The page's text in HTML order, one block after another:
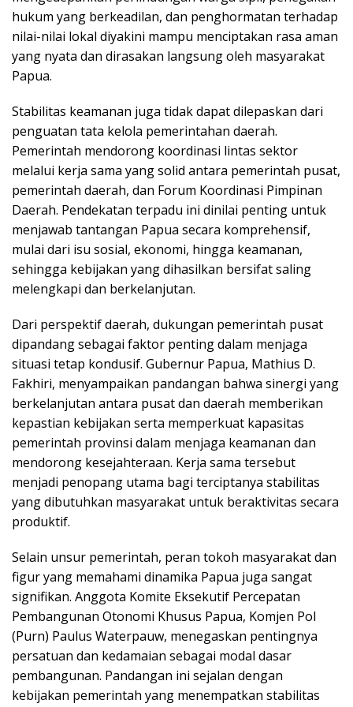
hukum yang berkeadilan, dan penghormatan terhadap
nilai-nilai lokal diyakini mampu menciptakan rasa aman
yang nyata dan dirasakan langsung oleh masyarakat
Papua.
Stabilitas keamanan juga tidak dapat dilepaskan dari
penguatan tata kelola pemerintahan daerah.
Pemerintah mendorong koordinasi lintas sektor
melalui kerja sama yang solid antara pemerintah pusat,
pemerintah daerah, dan Forum Koordinasi Pimpinan
Daerah. Pendekatan terpadu ini dinilai penting untuk
menjawab tantangan Papua secara komprehensif,
mulai dari isu sosial, ekonomi, hingga keamanan,
sehingga kebijakan yang dihasilkan bersifat saling
melengkapi dan berkelanjutan.
Dari perspektif daerah, dukungan pemerintah pusat
dipandang sebagai faktor penting dalam menjaga
situasi tetap kondusif. Gubernur Papua, Mathius D.
Fakhiri, menyampaikan pandangan bahwa sinergi yang
berkelanjutan antara pusat dan daerah memberikan
kepastian kebijakan serta memperkuat kapasitas
pemerintah provinsi dalam menjaga keamanan dan
mendorong kesejahteraan. Kerja sama tersebut
menjadi penopang utama bagi terciptanya stabilitas
yang dibutuhkan masyarakat untuk beraktivitas secara
produktif.
Selain unsur pemerintah, peran tokoh masyarakat dan
figur yang memahami dinamika Papua juga sangat
signifikan. Anggota Komite Eksekutif Percepatan
Pembangunan Otonomi Khusus Papua, Komjen Pol
(Purn) Paulus Waterpauw, menegaskan pentingnya
persatuan dan kedamaian sebagai modal dasar
pembangunan. Pandangan ini sejalan dengan
kebijakan pemerintah yang menempatkan stabilitas